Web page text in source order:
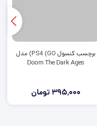
برچسب کنسول PS4 (GO) مدل
Doom The Dark Ages
395,000 تومان